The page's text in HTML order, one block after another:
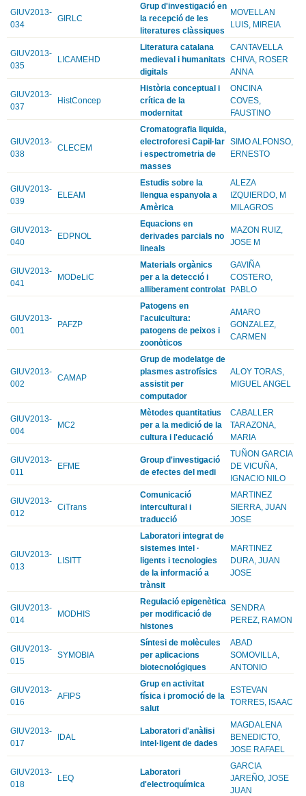
GIUV2013-
034
GIRLC
Grup d'investigació en
la recepció de les
literatures clàssiques
MOVELLAN
LUIS, MIREIA
GIUV2013-
035
LICAMEHD
Literatura catalana
medieval i humanitats
digitals
CANTAVELLA
CHIVA, ROSER
ANNA
GIUV2013-
037
HistConcep
Història conceptual i
crítica de la
modernitat
ONCINA
COVES,
FAUSTINO
GIUV2013-
038
CLECEM
Cromatografia liquida,
electroforesi Capil·lar
i espectrometria de
masses
SIMO ALFONSO,
ERNESTO
GIUV2013-
039
ELEAM
Estudis sobre la
llengua espanyola a
Amèrica
ALEZA
IZQUIERDO, M
MILAGROS
GIUV2013-
040
EDPNOL
Equacions en
derivades parcials no
lineals
MAZON RUIZ,
JOSE M
GIUV2013-
041
MODeLiC
Materials orgànics
per a la detecció i
alliberament controlat
GAVIÑA
COSTERO,
PABLO
GIUV2013-
001
PAFZP
Patogens en
l'acuicultura:
patogens de peixos i
zoonòticos
AMARO
GONZALEZ,
CARMEN
GIUV2013-
002
CAMAP
Grup de modelatge de
plasmes astrofísics
assistit per
computador
ALOY TORAS,
MIGUEL ANGEL
GIUV2013-
004
MC2
Mètodes quantitatius
per a la medició de la
cultura i l'educació
CABALLER
TARAZONA,
MARIA
GIUV2013-
011
EFME
Group d'investigació
de efectes del medi
TUÑON GARCIA
DE VICUÑA,
IGNACIO NILO
GIUV2013-
012
CiTrans
Comunicació
intercultural i
traducció
MARTINEZ
SIERRA, JUAN
JOSE
GIUV2013-
013
LISITT
Laboratori integrat de
sistemes intel ·
ligents i tecnologies
de la informació a
trànsit
MARTINEZ
DURA, JUAN
JOSE
GIUV2013-
014
MODHIS
Regulació epigenètica
per modificació de
histones
SENDRA
PEREZ, RAMON
GIUV2013-
015
SYMOBIA
Síntesi de molècules
per aplicacions
biotecnológiques
ABAD
SOMOVILLA,
ANTONIO
GIUV2013-
016
AFIPS
Grup en activitat
física i promoció de la
salut
ESTEVAN
TORRES, ISAAC
GIUV2013-
017
IDAL
Laboratori d'anàlisi
intel·ligent de dades
MAGDALENA
BENEDICTO,
JOSE RAFAEL
GIUV2013-
018
LEQ
Laboratori
d'electroquímica
GARCIA
JAREÑO, JOSE
JUAN